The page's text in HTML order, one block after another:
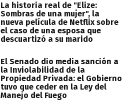
La historia real de "Elize:
Sombras de una mujer", la
nueva película de Netflix sobre
el caso de una esposa que
descuartizó a su marido
El Senado dio media sanción a
la Inviolabilidad de la
Propiedad Privada: el Gobierno
tuvo que ceder en la Ley del
Manejo del Fuego